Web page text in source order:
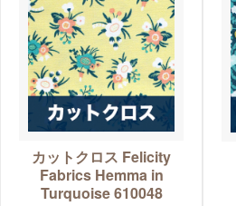
カットクロス Felicity
Fabrics Hemma in
Turquoise 610048